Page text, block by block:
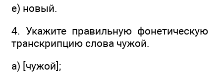
е) новый.
4. Укажите правильную фонетическую
транскрипцию слова чужой.
а) [чужой];